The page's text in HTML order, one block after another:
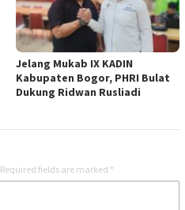
Jelang Mukab IX KADIN
Kabupaten Bogor, PHRI Bulat
Dukung Ridwan Rusliadi
Required fields are marked *